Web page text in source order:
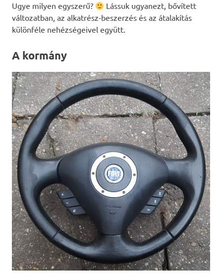
Ugye milyen egyszerű?
Lássuk ugyanezt, bővített
változatban, az alkatrész-beszerzés és az átalakítás
különféle nehézségeivel együtt.
A kormány